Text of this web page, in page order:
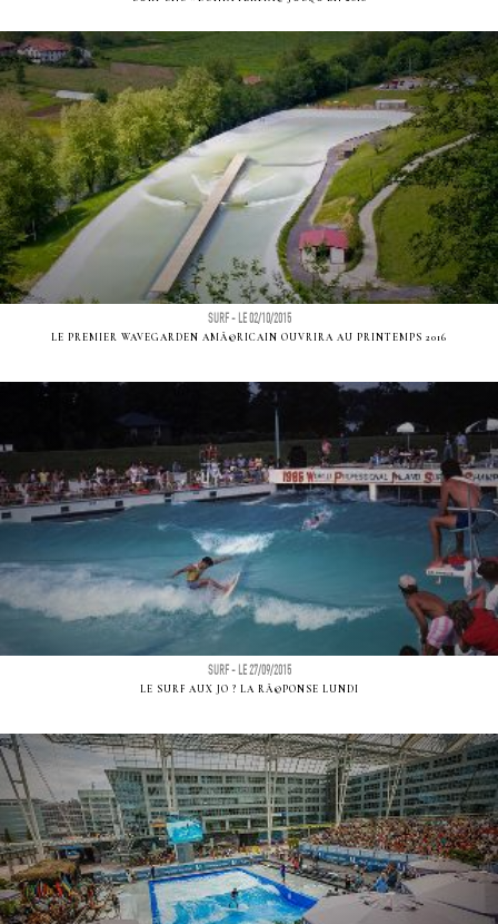
SURF - LE 02/10/2015
LE PREMIER WAVEGARDEN AMÃ©RICAIN OUVRIRA AU PRINTEMPS 2016
SURF - LE 27/09/2015
LE SURF AUX JO ? LA RÃ©PONSE LUNDI